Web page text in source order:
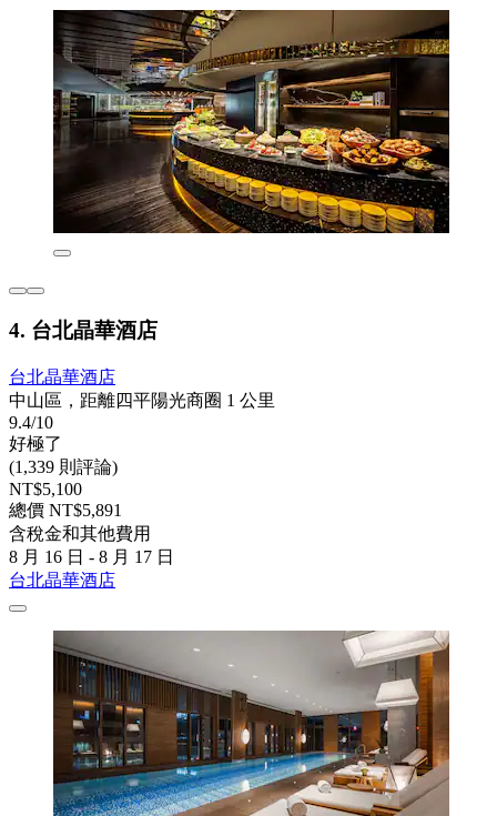
4. 台北晶華酒店
台北晶華酒店
中山區，距離四平陽光商圈 1 公里
9.4/10
好極了
(1,339 則評論)
NT$5,100
總價 NT$5,891
含稅金和其他費用
8 月 16 日 - 8 月 17 日
台北晶華酒店